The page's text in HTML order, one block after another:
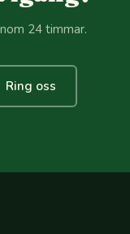
24 timmar.
Ring oss